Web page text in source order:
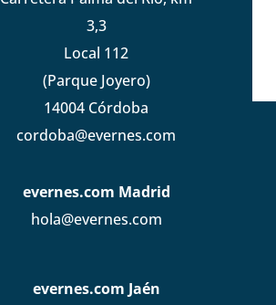
3,3
Local 112
(Parque Joyero)
14004 Córdoba
cordoba@evernes.com
evernes.com Madrid
hola@evernes.com
evernes.com Jaén